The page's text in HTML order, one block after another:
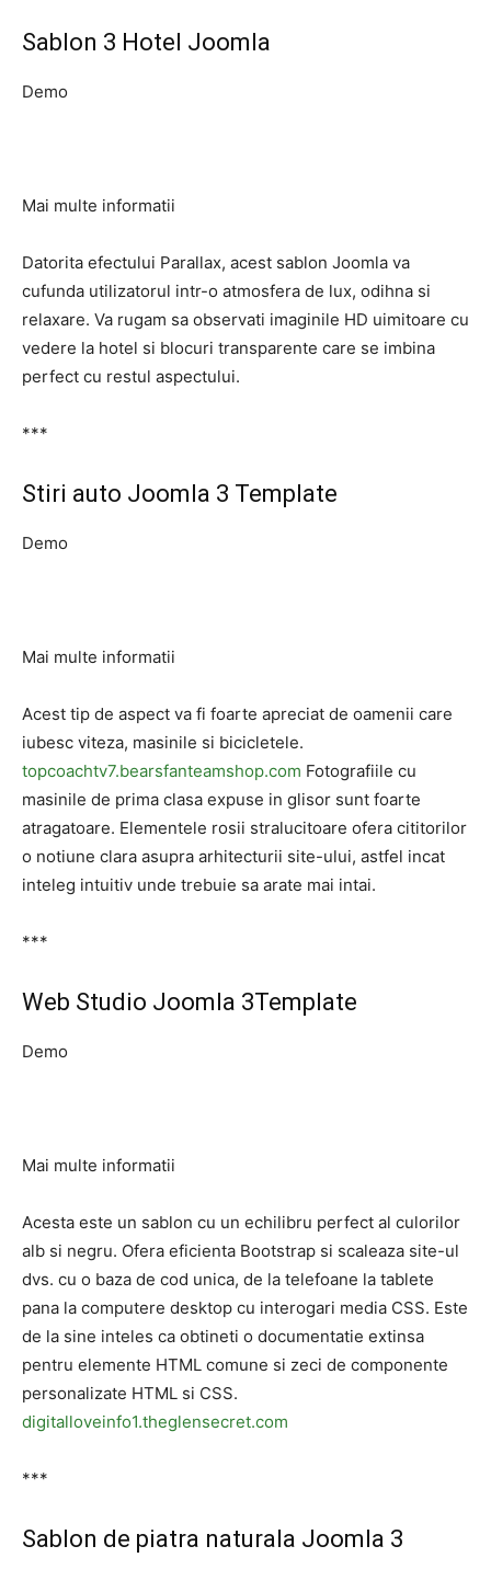
Sablon 3 Hotel Joomla
Demo
Mai multe informatii
Datorita efectului Parallax, acest sablon Joomla va
cufunda utilizatorul intr-o atmosfera de lux, odihna si
relaxare. Va rugam sa observati imaginile HD uimitoare cu
vedere la hotel si blocuri transparente care se imbina
perfect cu restul aspectului.
***
Stiri auto Joomla 3 Template
Demo
Mai multe informatii
Acest tip de aspect va fi foarte apreciat de oamenii care
iubesc viteza, masinile si bicicletele.
topcoachtv7.bearsfanteamshop.com Fotografiile cu
masinile de prima clasa expuse in glisor sunt foarte
atragatoare. Elementele rosii stralucitoare ofera cititorilor
o notiune clara asupra arhitecturii site-ului, astfel incat
inteleg intuitiv unde trebuie sa arate mai intai.
***
Web Studio Joomla 3Template
Demo
Mai multe informatii
Acesta este un sablon cu un echilibru perfect al culorilor
alb si negru. Ofera eficienta Bootstrap si scaleaza site-ul
dvs. cu o baza de cod unica, de la telefoane la tablete
pana la computere desktop cu interogari media CSS. Este
de la sine inteles ca obtineti o documentatie extinsa
pentru elemente HTML comune si zeci de componente
personalizate HTML si CSS.
digitalloveinfo1.theglensecret.com
***
Sablon de piatra naturala Joomla 3